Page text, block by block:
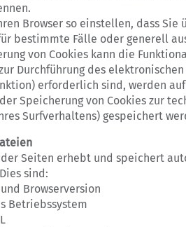
Browser so einstellen, dass
bestimmte Fälle oder generell
von Cookies kann die
Durchführung des
erforderlich sind, werden
Speicherung von Cookies zur
Surfverhaltens) gespeichert
Seiten erhebt und speichert
sind:
Browserversion
Betriebssystem